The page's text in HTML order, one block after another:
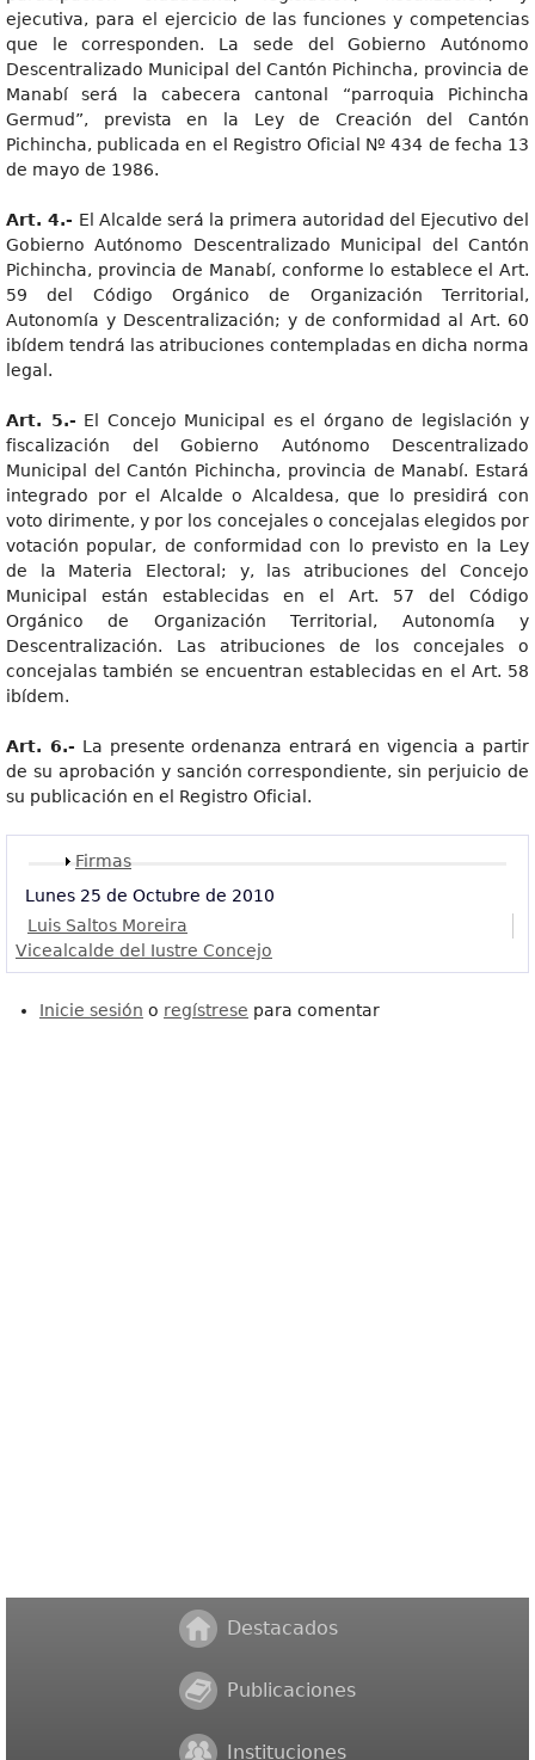
ejecutiva, para el ejercicio de las funciones y competencias
que le corresponden. La sede del Gobierno Autónomo
Descentralizado Municipal del Cantón Pichincha, provincia de
Manabí será la cabecera cantonal “parroquia Pichincha
Germud”, prevista en la Ley de Creación del Cantón
Pichincha, publicada en el Registro Oficial Nº 434 de fecha 13
de mayo de 1986.
Art. 4.- El Alcalde será la primera autoridad del Ejecutivo del
Gobierno Autónomo Descentralizado Municipal del Cantón
Pichincha, provincia de Manabí, conforme lo establece el Art.
59 del Código Orgánico de Organización Territorial,
Autonomía y Descentralización; y de conformidad al Art. 60
ibídem tendrá las atribuciones contempladas en dicha norma
legal.
Art. 5.- El Concejo Municipal es el órgano de legislación y
fiscalización del Gobierno Autónomo Descentralizado
Municipal del Cantón Pichincha, provincia de Manabí. Estará
integrado por el Alcalde o Alcaldesa, que lo presidirá con
voto dirimente, y por los concejales o concejalas elegidos por
votación popular, de conformidad con lo previsto en la Ley
de la Materia Electoral; y, las atribuciones del Concejo
Municipal están establecidas en el Art. 57 del Código
Orgánico de Organización Territorial, Autonomía y
Descentralización. Las atribuciones de los concejales o
concejalas también se encuentran establecidas en el Art. 58
ibídem.
Art. 6.- La presente ordenanza entrará en vigencia a partir
de su aprobación y sanción correspondiente, sin perjuicio de
su publicación en el Registro Oficial.
Mostrar
Firmas
Lunes 25 de Octubre de 2010
Luis Saltos Moreira
Vicealcalde del Iustre Concejo
Inicie sesión o regístrese para comentar
Destacados
Publicaciones
Instituciones